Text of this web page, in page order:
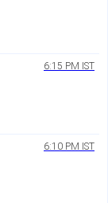
6:15 PM IST
6:10 PM IST